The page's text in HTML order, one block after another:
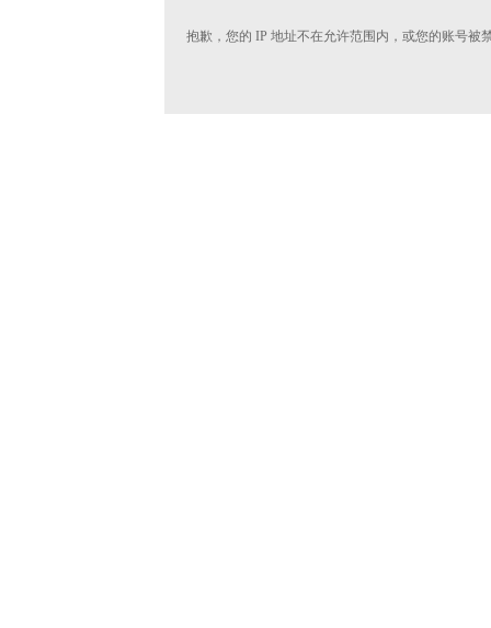
抱歉，您的 IP 地址不在允许范围内，或您的账号被